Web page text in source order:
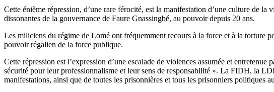
Cette énième répression, d’une rare férocité, est la manifestation d’une culture de
dissonantes de la gouvernance de Faure Gnassingbé, au pouvoir depuis 20 ans.
Les miliciens du régime de Lomé ont fréquemment recours à la force et à la torture
pouvoir régalien de la force publique.
Cette répression est l’expression d’une escalade de violences assumée et
sécurité pour leur professionnalisme et leur sens de responsabilité ». La FIDH, la
manifestations, ainsi que de toutes les prisonnières et tous les prisonniers politiques